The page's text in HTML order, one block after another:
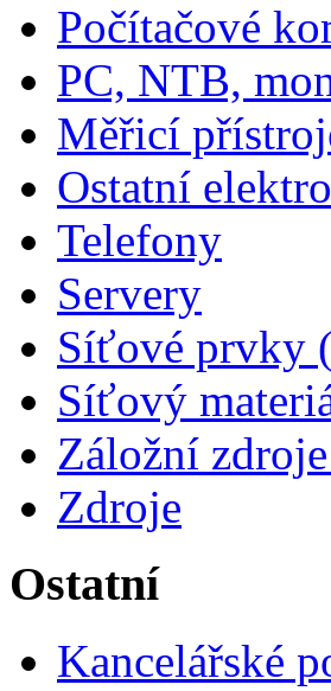
Počítačové
PC, NTB,
Měřicí
Ostatní elektro
Telefony
Servery
Síťové prvky
Síťový
Záložní
Zdroje
Ostatní
Kancelářské